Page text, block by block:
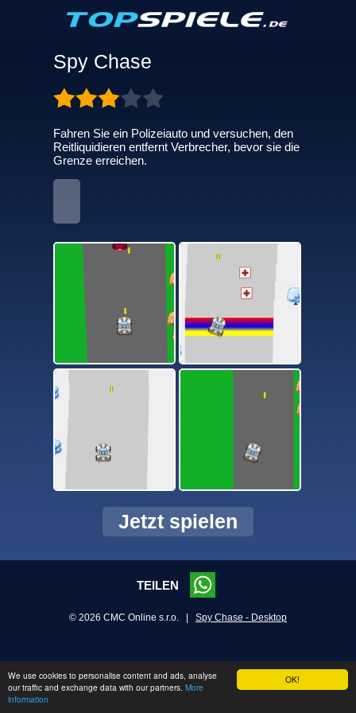
OK!
We use cookies to personalise content and ads, analyse
our traffic and exchange data with our partners. More
information
Spy Chase
Fahren Sie ein Polizeiauto und versuchen, den
Reitliquidieren entfernt Verbrecher, bevor sie die
Grenze erreichen.
Jetzt spielen
TEILEN
© 2026 CMC Online s.r.o. | Spy Chase - Desktop